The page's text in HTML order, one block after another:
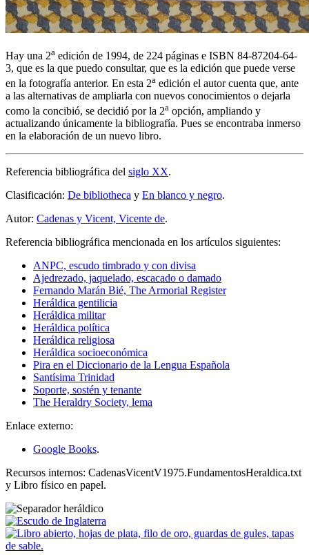
Hay una 2a edición de 1994, de 224 páginas e ISBN 84-87204-64-
3, que es la que puedo consultar, que es la edición que puede verse
en la fotografía anterior. En esta 2a edición el autor cuenta que, ante
a las alternativas de ampliarla con nuevos conocimientos o dejarla
como la concibió, se decidió por la 2a opción, ampliando y
actualizando únicamente la bibliografía. Pues se encontraba inmerso
en la elaboración de un nuevo libro.
Referencia bibliográfica del siglo XX.
Clasificación: De bibliotheca y En blanco y negro.
Autor: Cadenas y Vicent, Vicente de.
Referencia bibliográfica mencionada en los artículos siguientes:
ANPC, escudo timbrado y con divisa
Ajedrezado, jaquelado, escacado o damado
Fernando Marán Bié, The Armorial Register
Heráldica gentilicia
Heráldica militar
Heráldica política
Heráldica religiosa
Heráldica socioeconómica
Pira en el Diccionario de la Lengua Española
Santísima Trinidad
Soporte, sostén y tenante
The Heraldry Society, lema
Enlace externo:
Google Books.
Recursos internos: CadenasVicentV1975.FundamentosHeraldica.txt
y Libro físico en papel.